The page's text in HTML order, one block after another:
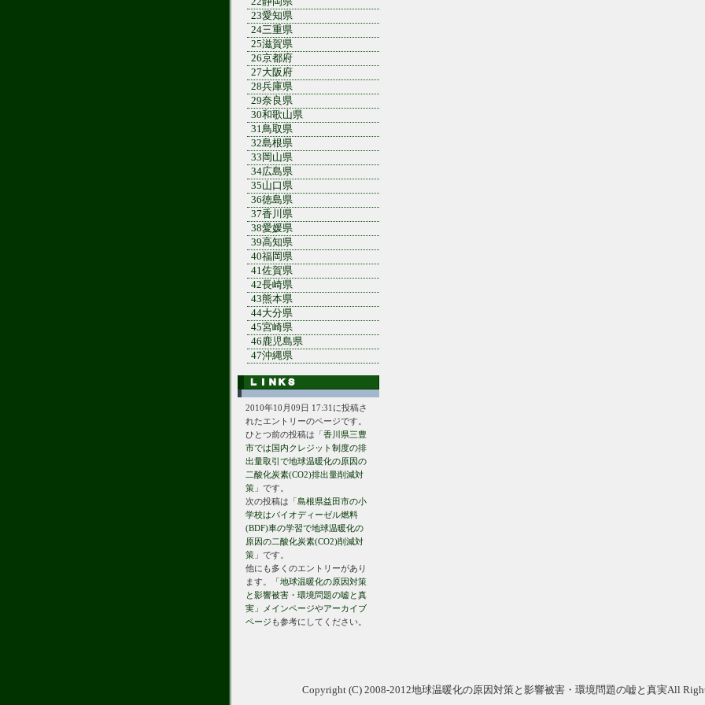
23愛知県
24三重県
25滋賀県
26京都府
27大阪府
28兵庫県
29奈良県
30和歌山県
31鳥取県
32島根県
33岡山県
34広島県
35山口県
36徳島県
37香川県
38愛媛県
39高知県
40福岡県
41佐賀県
42長崎県
43熊本県
44大分県
45宮崎県
46鹿児島県
47沖縄県
2010年10月09日 17:31に投稿さ
れたエントリーのページです。
ひとつ前の投稿は「香川県三豊
市では国内クレジット制度の排
出量取引で地球温暖化の原因の
二酸化炭素(CO2)排出量削減対
策 」です。
次の投稿は「島根県益田市の小
学校はバイオディーゼル燃料
(BDF)車の学習で地球温暖化の
原因の二酸化炭素(CO2)削減対
策 」です。
他にも多くのエントリーがあり
ます。
「地球温暖化の原因対策
と影響被害・環境問題の嘘と真
実」メインページやアーカイブ
ページ も参考にしてください。
Copyright (C) 2008-2012地球温暖化の原因対策と影響被害・環境問題の嘘と真実All